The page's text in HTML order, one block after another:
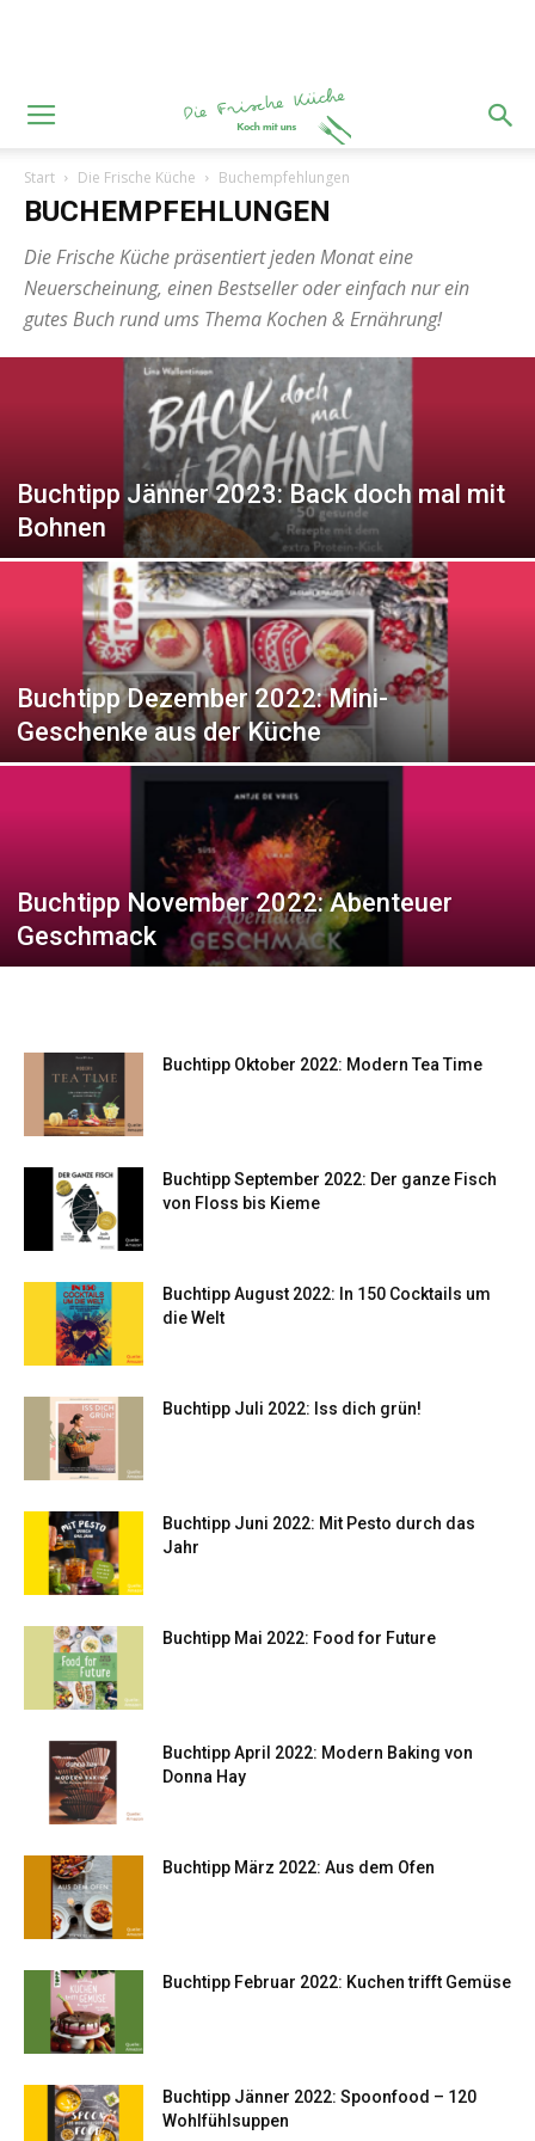
Start Die Frische Küche Buchempfehlungen
BUCHEMPFEHLUNGEN
Die Frische Küche präsentiert jeden Monat eine
Neuerscheinung, einen Bestseller oder einfach nur ein
gutes Buch rund ums Thema Kochen & Ernährung!
Buchtipp Jänner 2023: Back doch mal mit
Bohnen
Buchtipp Dezember 2022: Mini-
Geschenke aus der Küche
Buchtipp November 2022: Abenteuer
Geschmack
Buchtipp Oktober 2022: Modern Tea Time
Buchtipp September 2022: Der ganze Fisch
von Floss bis Kieme
Buchtipp August 2022: In 150 Cocktails um
die Welt
Buchtipp Juli 2022: Iss dich grün!
Buchtipp Juni 2022: Mit Pesto durch das
Jahr
Buchtipp Mai 2022: Food for Future
Buchtipp April 2022: Modern Baking von
Donna Hay
Buchtipp März 2022: Aus dem Ofen
Buchtipp Februar 2022: Kuchen trifft Gemüse
Buchtipp Jänner 2022: Spoonfood – 120
Wohlfühlsuppen